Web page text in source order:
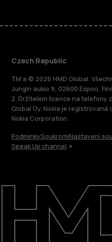
O nás
Oprava, opětovné
Podpora
Czech Republic
Czech Republic
TM a © 2026 HMD Global.
Jungin aukio 9, 02600 Espoo,
2. Držitelem licence na telefony
Global Oy. Nokia je
Nokia Corporation.
PodmínkySoukromíNastavení
Speak Up channel